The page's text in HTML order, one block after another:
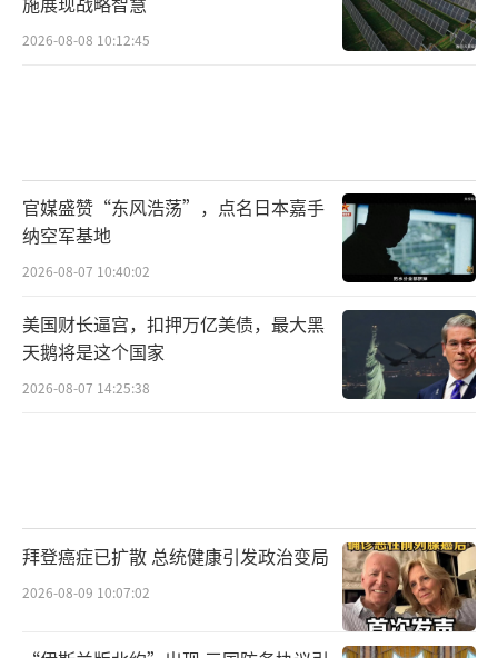
2026-08-08 10:12:45
官媒盛赞“东风浩荡”，点名日本嘉手
纳空军基地
2026-08-07 10:40:02
美国财长逼宫，扣押万亿美债，最大黑
天鹅将是这个国家
2026-08-07 14:25:38
拜登癌症已扩散 总统健康引发政治变局
2026-08-09 10:07:02